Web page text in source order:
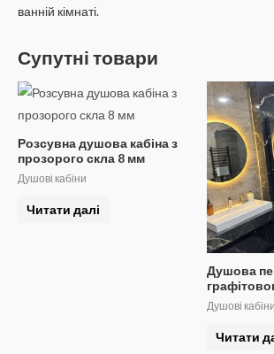
ванній кімнаті.
Супутні товари
Розсувна душова кабіна з
прозорого скла 8 мм
Душові кабіни
Читати далі
Душова
Душові кабіни
Читати